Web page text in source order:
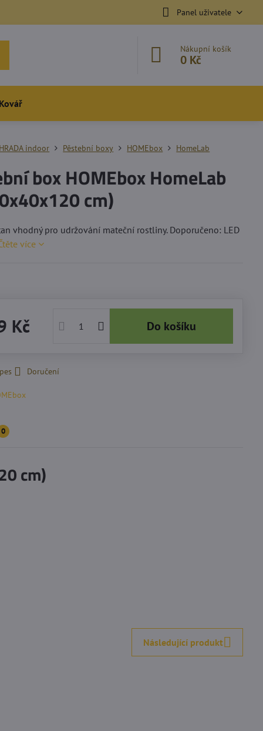
Panel uživatele
Nákupní košík
0 Kč
indoor Pěstební boxy HOMEbox HomeLab
box HOMEbox HomeLab
cm)
vhodný pro udržování mateční rostliny. Doporučeno: LED
více
Kč Do košíku
Doručení
0
cm)
Následující produkt